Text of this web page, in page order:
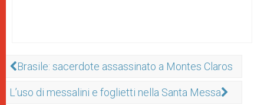
Brasile: sacerdote assassinato a Montes Claros
L’uso di messalini e foglietti nella Santa Messa